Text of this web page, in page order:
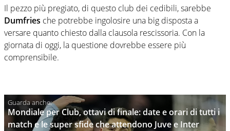
Il pezzo più pregiato, di questo club dei cedibili, sarebbe
Dumfries che potrebbe ingolosire una big disposta a
versare quanto chiesto dalla clausola rescissoria. Con la
giornata di oggi, la questione dovrebbe essere più
comprensibile.
Mondiale per Club, ottavi di finale: date e orari di tutti i
match e le super sfide che attendono Juve e Inter